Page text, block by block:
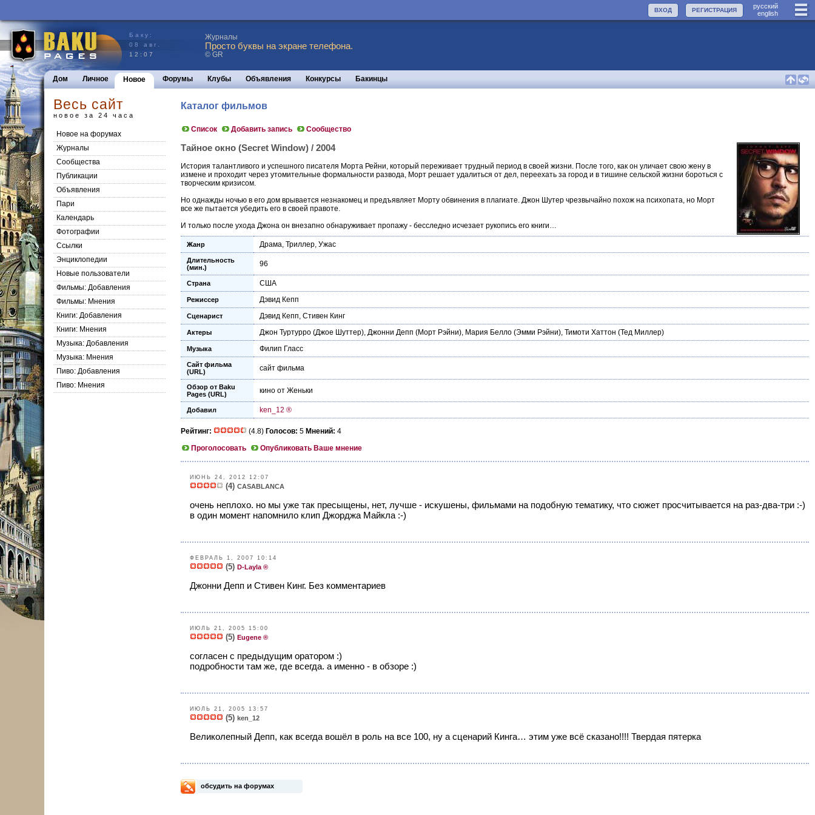
руccкий
english
РЕГИСТРАЦИЯ
ВХОД
Баку:
08 авг.
12:07
Журналы
Просто буквы на экране телефона.
© GR
Дом Личное Новое Форумы Клубы Объявления Конкурсы Бакинцы
Весь сайт
новое за 24 часа
Новое на форумах
Журналы
Сообщества
Публикации
Объявления
Пари
Календарь
Фотографии
Ссылки
Энциклопедии
Новые пользователи
Фильмы: Добавления
Фильмы: Мнения
Книги: Добавления
Книги: Мнения
Музыка: Добавления
Музыка: Мнения
Пиво: Добавления
Пиво: Мнения
Каталог фильмов
Список Добавить запись Сообщество
Тайное окно (Secret Window) / 2004
История талантливого и успешного писателя Морта Рейни, который переживает трудный период в своей жизни. После того, как он уличает свою жену в
измене и проходит через утомительные формальности развода, Морт решает удалиться от дел, переехать за город и в тишине сельской жизни бороться с
творческим кризисом.
Но однажды ночью в его дом врывается незнакомец и предъявляет Морту обвинения в плагиате. Джон Шутер чрезвычайно похож на психопата, но Морт
все же пытается убедить его в своей правоте.
И только после ухода Джона он внезапно обнаруживает пропажу - бесследно исчезает рукопись его книги…
Жанр Драма, Триллер, Ужас
Длительность
(мин.)
96
Страна США
Режиссер Дэвид Кепп
Сценарист Дэвид Кепп, Стивен Кинг
Актеры Джон Туртурро (Джое Шуттер), Джонни Депп (Морт Рэйни), Мария Белло (Эмми Рэйни), Тимоти Хаттон (Тед Миллер)
Музыка Филип Гласс
Сайт фильма
(URL)
сайт фильма
Обзор от Baku
Pages (URL)
кино от Женьки
Добавил ken_12 ®
Рейтинг: (4.8) Голосов: 5 Мнений: 4
Проголосовать
Опубликовать Ваше мнение
ИЮНЬ 24, 2012 12:07
(4) CASABLANCA
очень неплохо. но мы уже так пресыщены, нет, лучше - искушены, фильмами на подобную тематику, что сюжет просчитывается на раз-два-три :-)
в один момент напомнило клип Джорджа Майкла :-)
ФЕВРАЛЬ 1, 2007 10:14
(5) D-Layla ®
Джонни Депп и Стивен Кинг. Без комментариев
ИЮЛЬ 21, 2005 15:00
(5) Eugene ®
согласен с предыдущим оратором :)
подробности там же, где всегда. а именно - в обзоре :)
ИЮЛЬ 21, 2005 13:57
(5) ken_12
Великолепный Депп, как всегда вошёл в роль на все 100, ну а сценарий Кинга… этим уже всё сказано!!!! Твердая пятерка
обсудить на форумах